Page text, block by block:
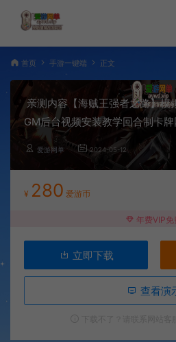
首页 手游一键端 正文
亲测内容【海贼王强者之路】模
GM后台视频安装教学回合制卡
爱游网单 2024-05-12
¥ 280 爱游币
年费VIP免
立即下载
查看演